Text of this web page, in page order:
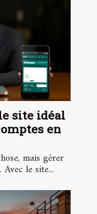
site idéal
en
mais gérer
le site...